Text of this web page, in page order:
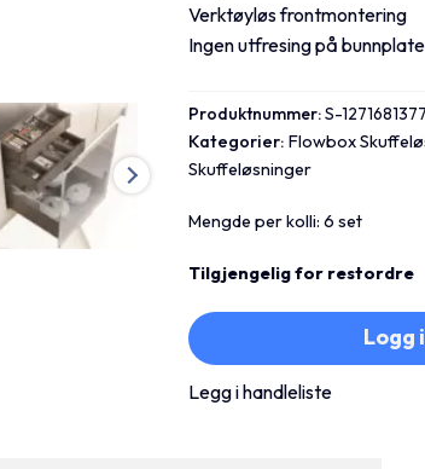
Verktøyløs frontmontering
Ingen utfresing på
Produktnummer:S-
Kategorier:Flowbox
Skuffeløsninger
Mengde per kolli: 6 set
Tilgjengelig for restordre
Logg
Legg i handleliste